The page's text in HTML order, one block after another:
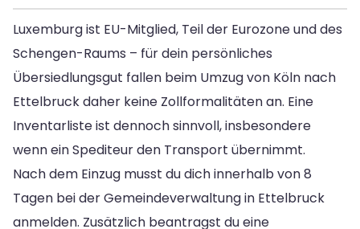
Luxemburg ist EU-Mitglied, Teil der Eurozone und des
Schengen-Raums – für dein persönliches
Übersiedlungsgut fallen beim Umzug von Köln nach
Ettelbruck daher keine Zollformalitäten an. Eine
Inventarliste ist dennoch sinnvoll, insbesondere
wenn ein Spediteur den Transport übernimmt.
Nach dem Einzug musst du dich innerhalb von 8
Tagen bei der Gemeindeverwaltung in Ettelbruck
anmelden. Zusätzlich beantragst du eine